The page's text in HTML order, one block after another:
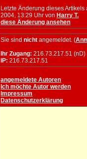
Letzte Änderung dieses Artikels
2004, 13:29 Uhr von Harry T.
diese Änderung ansehen
Sie sindnicht angemeldet. (
Ihr Zugang: 216.73.217.51 (nD)
IP: 216.73.217.51
angemeldete Autoren
Ich möchte Autor werden
Impressum
Datenschutzerklärung